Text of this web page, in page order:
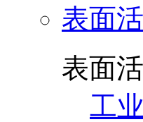
表面
表面
工